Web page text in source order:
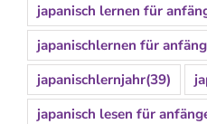
japanisch lernen für
japanischlernen für
japanischlernjahr(39)
japanisch lesen für